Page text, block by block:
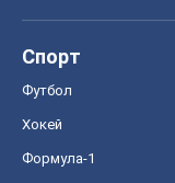
Спорт
Футбол
Хокей
Формула-1